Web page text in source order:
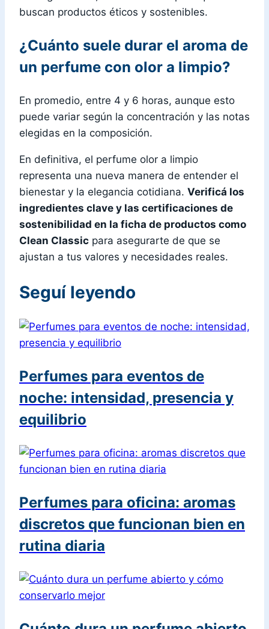
buscan productos éticos y sostenibles.
¿Cuánto suele durar el aroma de
un perfume con olor a limpio?
En promedio, entre 4 y 6 horas, aunque esto
puede variar según la concentración y las notas
elegidas en la composición.
En definitiva, el perfume olor a limpio
representa una nueva manera de entender el
bienestar y la elegancia cotidiana. Verificá los
ingredientes clave y las certificaciones de
sostenibilidad en la ficha de productos como
Clean Classic para asegurarte de que se
ajustan a tus valores y necesidades reales.
Seguí leyendo
Perfumes para eventos de
noche: intensidad, presencia y
equilibrio
Perfumes para oficina: aromas
discretos que funcionan bien en
rutina diaria